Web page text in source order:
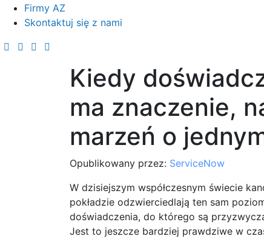
Firmy AZ
Skontaktuj się z nami
Kiedy
ma znaczenie,
marzeń o
Opublikowany przez: ServiceNow
W dzisiejszym współczesnym świecie
pokładzie odzwierciedlają ten sam
doświadczenia, do którego są
Jest to jeszcze bardziej prawdziwe w